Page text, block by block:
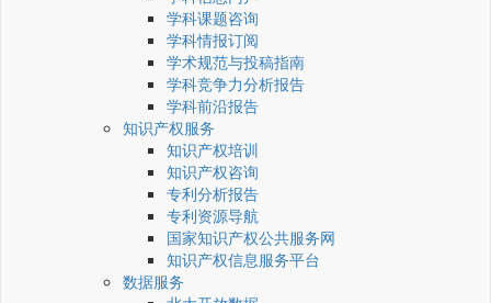
学科课题咨询
学科情报订阅
学术规范与投稿指南
学科竞争力分析报告
学科前沿报告
知识产权服务
知识产权培训
知识产权咨询
专利分析报告
专利资源导航
国家知识产权公共服务网
知识产权信息服务平台
数据服务